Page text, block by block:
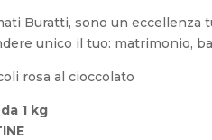
Buratti, sono un eccellenza
unico il tuo: matrimonio,
rosa al cioccolato
1 kg